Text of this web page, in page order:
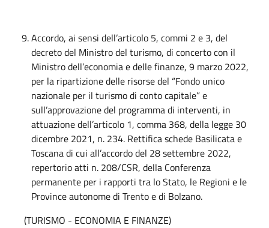
Accordo, ai sensi dell’articolo 5, commi 2 e 3, del
decreto del Ministro del turismo, di concerto con il
Ministro dell’economia e delle finanze, 9 marzo 2022,
per la ripartizione delle risorse del “Fondo unico
nazionale per il turismo di conto capitale” e
sull’approvazione del programma di interventi, in
attuazione dell’articolo 1, comma 368, della legge 30
dicembre 2021, n. 234. Rettifica schede Basilicata e
Toscana di cui all’accordo del 28 settembre 2022,
repertorio atti n. 208/CSR, della Conferenza
permanente per i rapporti tra lo Stato, le Regioni e le
Province autonome di Trento e di Bolzano.
(TURISMO - ECONOMIA E FINANZE)